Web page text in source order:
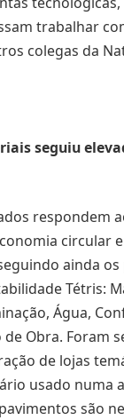
trabalhar
colegas da
seguiu
respondem
circular
ainda
Tétris:
Água,
Obra. Foram
de lojas
usado numa
são